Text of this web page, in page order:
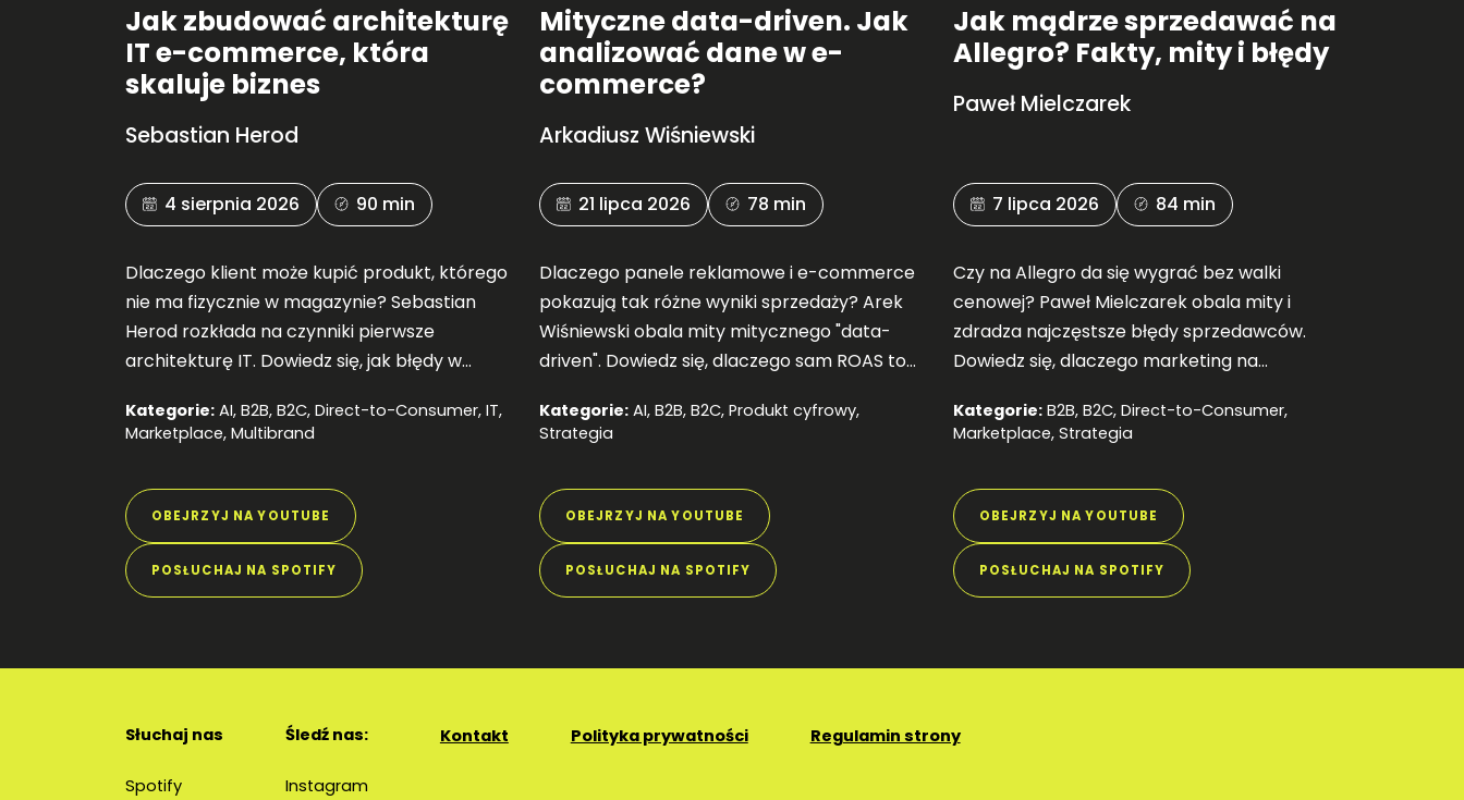
Jak zbudować architekturę
IT e-commerce, która
skaluje biznes
Sebastian Herod
4 sierpnia 2026 90 min
Dlaczego klient może kupić produkt, którego
nie ma fizycznie w magazynie? Sebastian
Herod rozkłada na czynniki pierwsze
architekturę IT. Dowiedz się, jak błędy w
skalowanie Twojego e-commerce.
Kategorie: AI, B2B, B2C, Direct-to-Consumer, IT,
Marketplace, Multibrand
OBEJRZYJ NA YOUTUBE
POSŁUCHAJ NA SPOTIFY
Mityczne data-driven. Jak
analizować dane w e-
commerce?
Arkadiusz Wiśniewski
21 lipca 2026 78 min
Dlaczego panele reklamowe i e-commerce
pokazują tak różne wyniki sprzedaży? Arek
Wiśniewski obala mity mitycznego "data-
driven". Dowiedz się, dlaczego sam ROAS to
wartość klienta (CLV). Posłuchaj!
Kategorie: AI, B2B, B2C, Produkt cyfrowy,
Strategia
OBEJRZYJ NA YOUTUBE
POSŁUCHAJ NA SPOTIFY
Jak mądrze sprzedawać na
Allegro? Fakty, mity i błędy
Paweł Mielczarek
7 lipca 2026 84 min
Czy na Allegro da się wygrać bez walki
cenowej? Paweł Mielczarek obala mity i
zdradza najczęstsze błędy sprzedawców.
Dowiedz się, dlaczego marketing na
ogromne budżety! Posłuchaj nowej rozmowy.
Kategorie: B2B, B2C, Direct-to-Consumer,
Marketplace, Strategia
OBEJRZYJ NA YOUTUBE
POSŁUCHAJ NA SPOTIFY
Słuchaj nas
Spotify
Śledź nas:
Instagram
Kontakt Polityka prywatności Regulamin strony